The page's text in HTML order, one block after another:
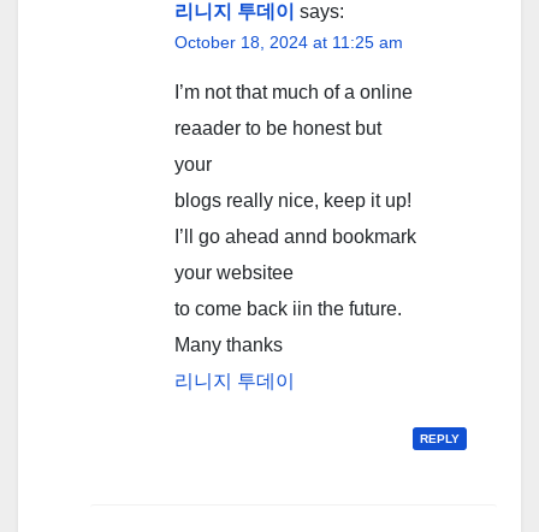
리니지 투데이 says:
October 18, 2024 at 11:25 am
I’m not that much of a online
reaader to be honest but
your
blogs really nice, keep it up!
I’ll go ahead annd bookmark
your websitee
to come back iin the future.
Many thanks
리니지 투데이
REPLY